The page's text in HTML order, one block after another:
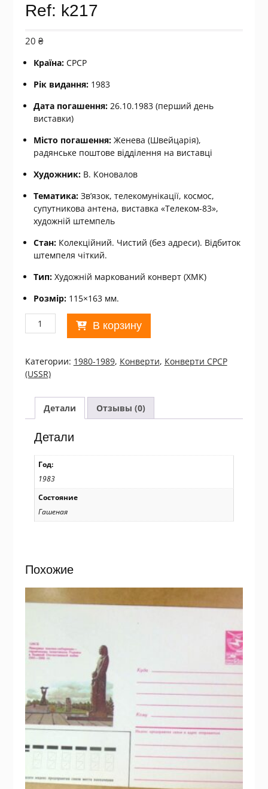
Ref: k217
20 ₴
Країна:СРСР
Рік видання:1983
Дата погашення:26.10.1983 (перший день
виставки)
Місто погашення:Женева (Швейцарія),
радянське поштове відділення на виставці
Художник:В. Коновалов
Тематика:Зв’язок, телекомунікації, космос,
супутникова антена, виставка «Телеком-83»,
художній штемпель
Стан:Колекційний. Чистий (без адреси). Відбиток
штемпеля чіткий.
Тип:Художній маркований конверт (ХМК)
Розмір:115×163 мм.
Количество
товара
СРСР
1983.
IV
Международная
выставка
«Телеком-83»
Женева)
Ref:
k217
В корзину
Категории: 1980-1989, Конверти, Конверти СРСР
(USSR)
Детали Отзывы (0)
Детали
Год:
1983
Состояние
Гашеная
Похожие